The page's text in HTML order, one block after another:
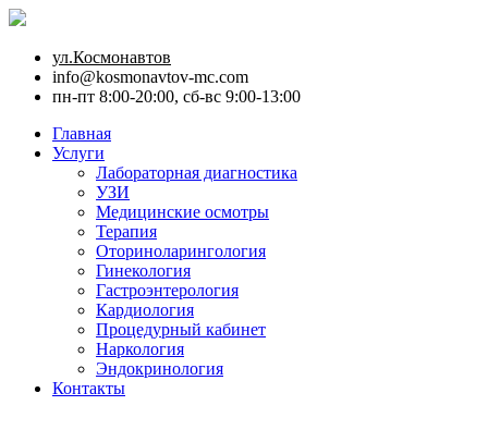
ул.Космонавтов
info@kosmonavtov-mc.com
пн-пт 8:00-20:00, сб-вс 9:00-13:00
Главная
Услуги
Лабораторная диагностика
УЗИ
Медицинские осмотры
Терапия
Оториноларингология
Гинекология
Гастроэнтерология
Кардиология
Процедурный кабинет
Наркология
Эндокринология
Контакты